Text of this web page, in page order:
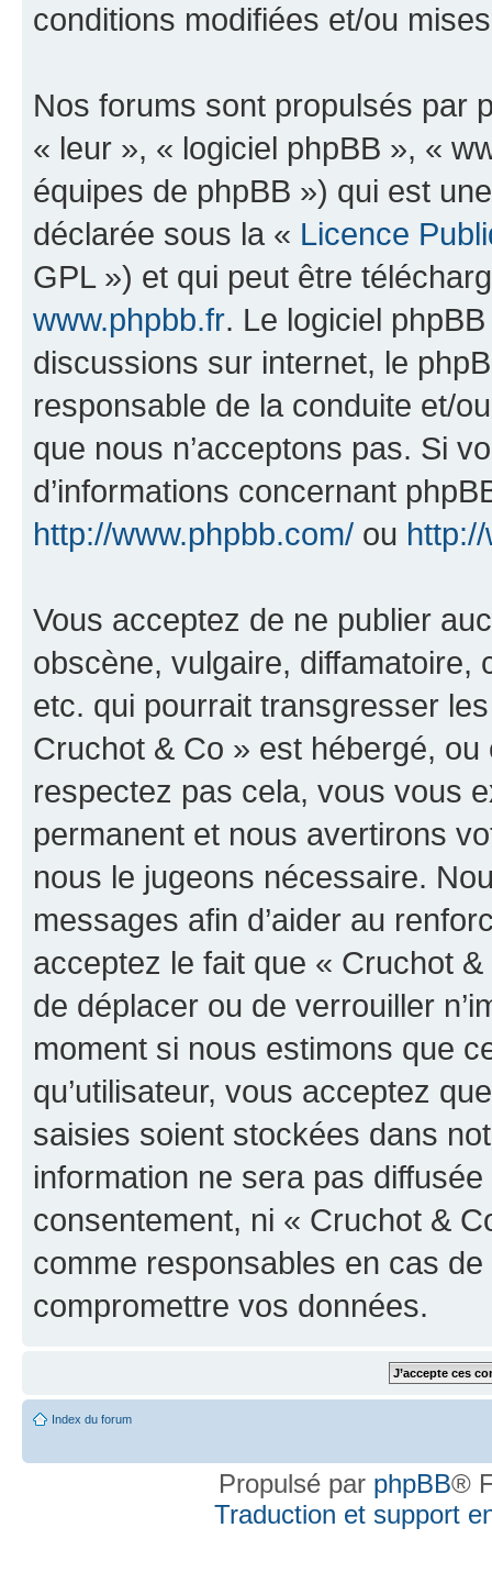
conditions modifiées et/ou
Nos forums sont propulsés par
« leur », « logiciel phpBB », «
équipes de phpBB ») qui est
déclarée sous la « Licence
GPL ») et qui peut être
www.phpbb.fr. Le logiciel
discussions sur internet, le
responsable de la conduite et/
que nous n’acceptons pas. Si
d’informations concernant
http://www.phpbb.com/ ou
Vous acceptez de ne publier
obscène, vulgaire, diffamatoire,
etc. qui pourrait transgresser
Cruchot & Co » est hébergé,
respectez pas cela, vous vous
permanent et nous avertirons
nous le jugeons nécessaire.
messages afin d’aider au
acceptez le fait que « Cruchot
de déplacer ou de verrouiller
moment si nous estimons que
qu’utilisateur, vous acceptez
saisies soient stockées dans
information ne sera pas
consentement, ni « Cruchot &
comme responsables en cas
compromettre vos données.
Index du forum
Propulsé par phpBB®
Traduction et support